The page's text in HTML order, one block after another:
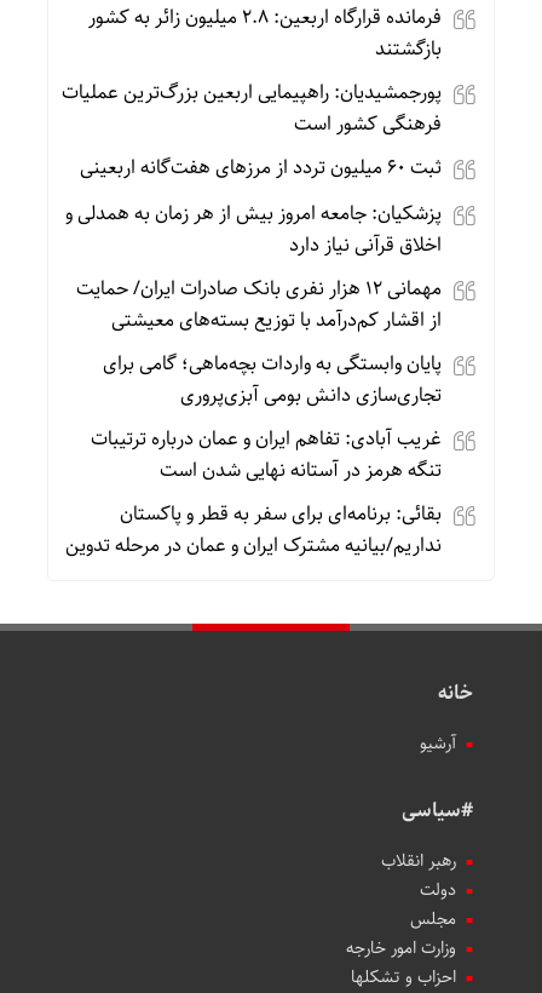
فرمانده قرارگاه اربعین: ۲.۸ میلیون زائر به کشور
بازگشتند
پورجمشیدیان: راهپیمایی اربعین بزرگ‌ترین عملیات
فرهنگی کشور است
ثبت ۶۰ میلیون تردد از مرزهای هفت‌گانه اربعینی
پزشکیان: جامعه امروز بیش از هر زمان به همدلی و
اخلاق قرآنی نیاز دارد
مهمانی ۱۲ هزار نفری بانک صادرات ایران/ حمایت
از اقشار کم‌درآمد با توزیع بسته‌های معیشتی
پایان وابستگی به واردات بچه‌ماهی؛ گامی برای
تجاری‌سازی دانش بومی آبزی‌پروری
غریب آبادی: تفاهم ایران و عمان درباره ترتیبات
تنگه هرمز در آستانه نهایی شدن است
بقائی: برنامه‌ای برای سفر به قطر و پاکستان
نداریم/بیانیه مشترک ایران و عمان در مرحله تدوین
خانه
آرشیو
#سیاسی
رهبر انقلاب
دولت
مجلس
وزارت امور خارجه
احزاب و تشکلها